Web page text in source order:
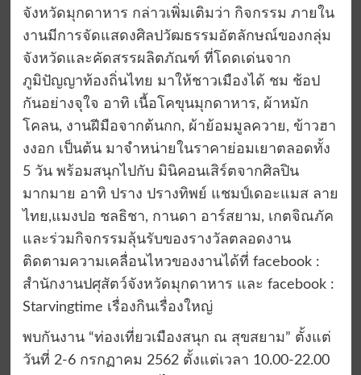
จังหวัดมุกดาหาร กล่าวเพิ่มเติมว่า กิจกรรม ภายใน
งานมีการจัดแสดงศิลปวัฒธรรมอัตลักษณ์ของกลุ่ม
จังหวัดและคัดสรรผลิตภัณฑ์ ที่โดดเด่นจาก
ภูมิปัญญาท้องถิ่นไทย มาให้ชาวเมืองได้ ชม ช้อป
กันอย่างจุใจ อาทิ เนื้อโคขุนมุกดาหาร, ผ้าหมัก
โคลน, งานฝีมือจากต้นกก, ผ้าย้อมมูลควาย, ข้าวฮา
งงอก เป็นต้น มาจำหน่ายในราคาย่อมเยาตลอดทั้ง
5 วัน พร้อมสนุกไปกับ มินิคอนเสิร์ตจากศิลปิน
มากมาย อาทิ ปราง ปรางทิพย์ แชมป์เดอะแมส ลาย
ไทย,แมงปอ ชลธิชา, กานดา อาร์สยาม, เกตจิณภัค
และร่วมกิจกรรมลุ้นรับของรางวัลตลอดงาน
ติดตามความเคลื่อนไหวของงานได้ที่ facebook :
สำนักงานปศุสัตว์จังหวัดมุกดาหาร และ facebook :
Starvingtime เรื่องกินเรื่องใหญ่
พบกันงาน “ท่องเที่ยวเมืองสนุก ณ สุขสยาม” ตั้งแต่
วันที่ 2-6 กรกฏาคม 2562 ตั้งแต่เวลา 10.00-22.00